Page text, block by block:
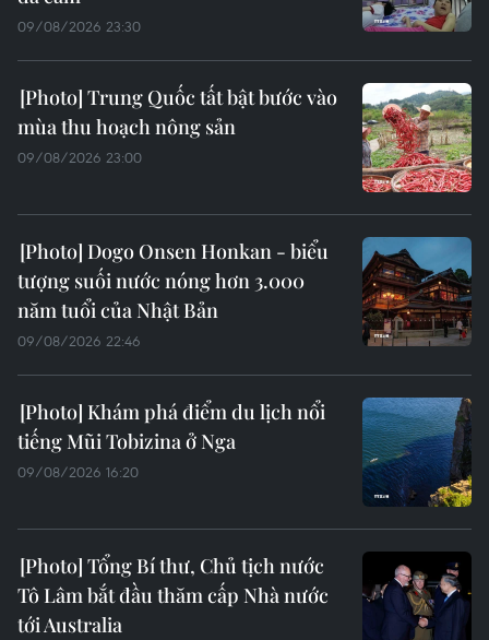
09/08/2026 23:30
Trung Quốc tất bật bước vào
mùa thu hoạch nông sản
09/08/2026 23:00
Dogo Onsen Honkan - biểu
tượng suối nước nóng hơn 3.000
năm tuổi của Nhật Bản
09/08/2026 22:46
Khám phá điểm du lịch nổi
tiếng Mũi Tobizina ở Nga
09/08/2026 16:20
Tổng Bí thư, Chủ tịch nước
Tô Lâm bắt đầu thăm cấp Nhà nước
tới Australia